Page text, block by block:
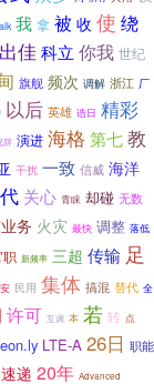
我 拿 被 收 使 绕
出佳 科立 你我 世纪
旗舰 频次 调解 浙江 厂
以后 英雄 诰日 精彩
辞 演进 海格 第七教
干扰 一致 信威 海洋
关心 青睐 却碰 无数
务 火灾 最快 调整 落低
职 新频率 三超 传输 足
民用 集体 搞混 替代 全
许可 互调 本 若 转 点
LTE-A 26日 职能
速递 20年 Advanced